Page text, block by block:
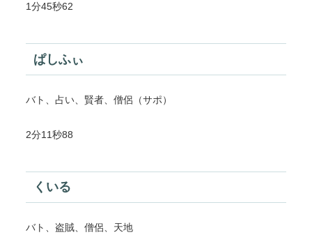
1分45秒62
ぱしふぃ
バト、占い、賢者、僧侶（サポ）
2分11秒88
くいる
バト、盗賊、僧侶、天地